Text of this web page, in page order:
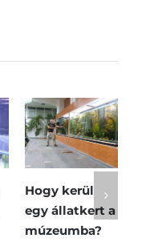
Hogy kerül
egy állatkert a
múzeumba?